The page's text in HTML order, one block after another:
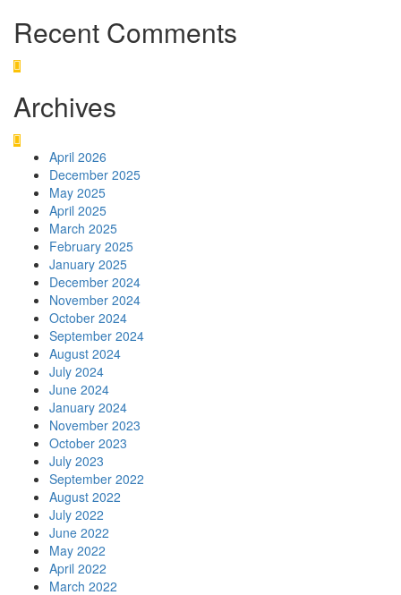
Recent Comments
Archives
April 2026
December 2025
May 2025
April 2025
March 2025
February 2025
January 2025
December 2024
November 2024
October 2024
September 2024
August 2024
July 2024
June 2024
January 2024
November 2023
October 2023
July 2023
September 2022
August 2022
July 2022
June 2022
May 2022
April 2022
March 2022